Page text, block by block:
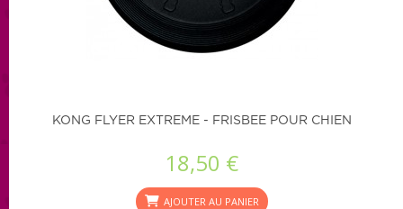
KONG FLYER EXTREME - FRISBEE POUR CHIEN
18,50 €
AJOUTER AU PANIER